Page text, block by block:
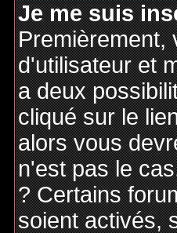
Je me suis
Premièrement,
d'utilisateur et
a deux
cliqué sur le
alors vous
n'est pas le
? Certains
soient activés,